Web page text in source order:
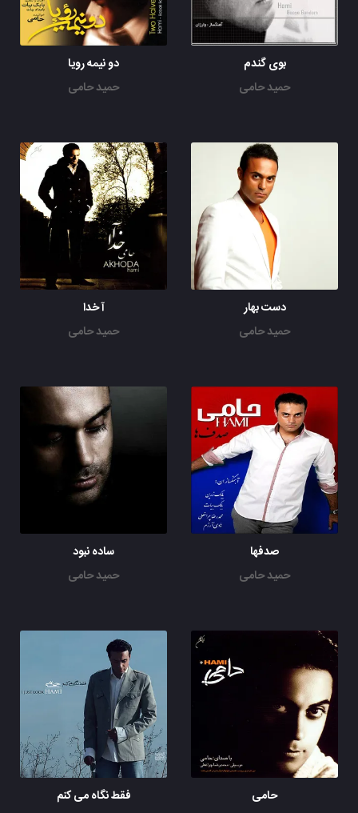
بوی گندم
حمید حامی
دو نیمه رویا
حمید حامی
دست بهار
حمید حامی
آ خدا
حمید حامی
صدفها
حمید حامی
ساده نبود
حمید حامی
حامی
فقط نگاه می کنم